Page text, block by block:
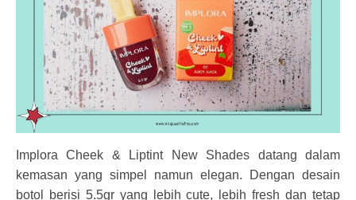
Implora Cheek & Liptint New Shades datang dalam
kemasan yang simpel namun elegan. Dengan desain
botol berisi 5.5gr yang lebih cute, lebih fresh dan tetap